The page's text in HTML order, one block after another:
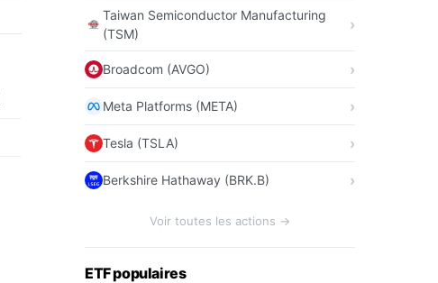
Taiwan Semiconductor Manufacturing
(TSM)
Broadcom (AVGO)
Meta Platforms (META)
Tesla (TSLA)
Berkshire Hathaway (BRK.B)
Voir toutes les actions →
ETF populaires